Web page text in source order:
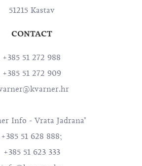
51215 Kastav
CONTACT
+385 51 272 988
+385 51 272 909
Info - Vrata Jadrana"
+385 51 628 888;
+385 51 623 333